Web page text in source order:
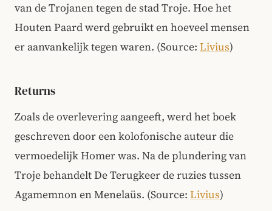
van de Trojanen tegen de stad Troje. Hoe het
Houten Paard werd gebruikt en hoeveel mensen
er aanvankelijk tegen waren. (Source: Livius)
Returns
Zoals de overlevering aangeeft, werd het boek
geschreven door een kolofonische auteur die
vermoedelijk Homer was. Na de plundering van
Troje behandelt De Terugkeer de ruzies tussen
Agamemnon en Menelaüs. (Source: Livius)